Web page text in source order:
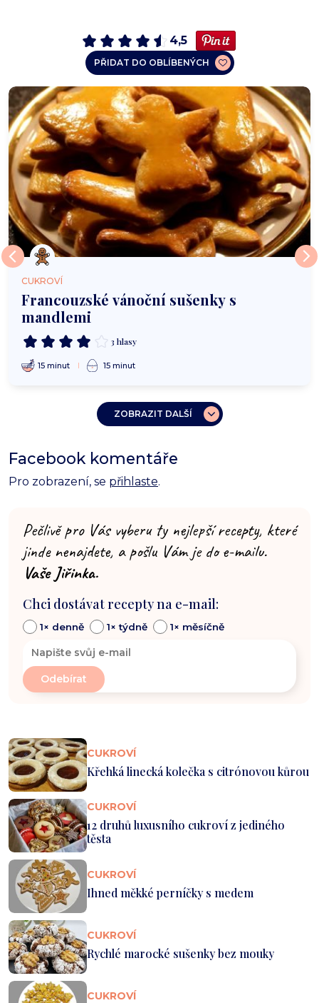
4,5
PŘIDAT DO OBLÍBENÝCH
CUKROVÍ
Francouzské vánoční sušenky s
mandlemi
3 hlasy
15 minut 15 minut
ZOBRAZIT DALŠÍ
Facebook komentáře
Pro zobrazení, se přihlaste.
Pečlivě pro Vás vyberu ty nejlepší recepty, které
jinde nenajdete, a pošlu Vám je do e-mailu.
Vaše Jiřinka.
Chci dostávat recepty na e-mail:
1× denně 1× týdně 1× měsíčně
CUKROVÍ
Křehká linecká kolečka s citrónovou kůrou
CUKROVÍ
12 druhů luxusního cukroví z jediného
těsta
CUKROVÍ
Ihned měkké perníčky s medem
CUKROVÍ
Rychlé marocké sušenky bez mouky
CUKROVÍ